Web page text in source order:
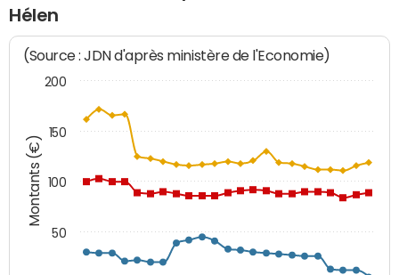
Hélen
Montants (€)
(Source : JDN d'après ministère de l'Economie)
50
100
150
200